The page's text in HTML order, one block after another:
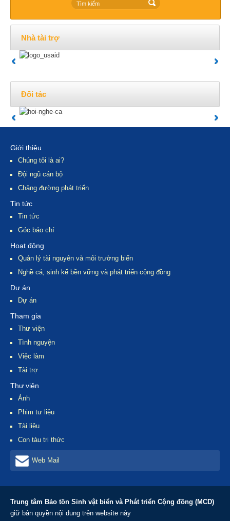
Nhà tài trợ
Đối tác
Giới thiệu
Chúng tôi là ai?
Đội ngũ cán bộ
Chặng đường phát triển
Tin tức
Tin tức
Góc báo chí
Hoạt động
Quản lý tài nguyên và môi trường biển
Nghề cá, sinh kế bền vững và phát triển cộng đồng
Dự án
Dự án
Tham gia
Thư viện
Tình nguyện
Việc làm
Tài trợ
Thư viện
Ảnh
Phim tư liệu
Tài liệu
Con tàu tri thức
Web Mail
Trung tâm Bảo tồn Sinh vật biển và Phát triển Cộng đồng (MCD)
giữ bản quyền nội dung trên website này